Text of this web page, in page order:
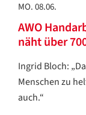
MO. 08.06.
AWO
näht über
Ingrid Bloch:
Menschen zu
auch.“